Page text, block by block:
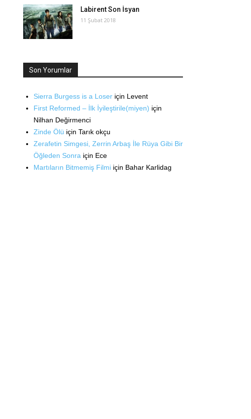
Labirent Son İsyan
11 Şubat 2018
Son Yorumlar
Sierra Burgess is a Loser için Levent
First Reformed – İlk İyileştirile(miyen) için
Nilhan Değirmenci
Zinde Ölü için Tarık okçu
Zerafetin Simgesi, Zerrin Arbaş İle Rüya Gibi Bir
Öğleden Sonra için Ece
Martıların Bitmemiş Filmi için Bahar Karlidag